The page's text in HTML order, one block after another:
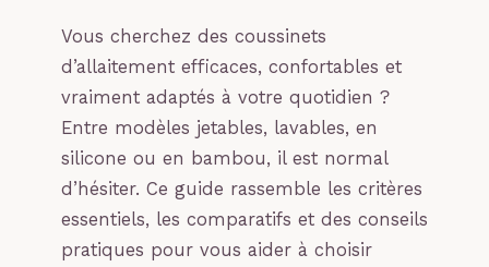
Vous cherchez des coussinets
d’allaitement efficaces, confortables et
vraiment adaptés à votre quotidien ?
Entre modèles jetables, lavables, en
silicone ou en bambou, il est normal
d’hésiter. Ce guide rassemble les critères
essentiels, les comparatifs et des conseils
pratiques pour vous aider à choisir